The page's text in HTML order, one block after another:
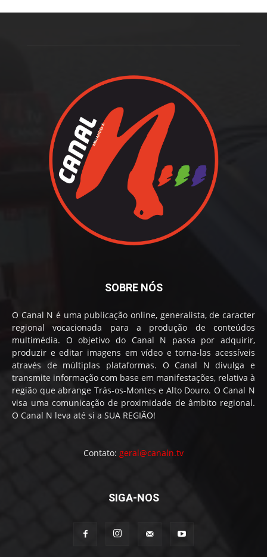
SOBRE NÓS
O Canal N é uma publicação online, generalista, de caracter
regional vocacionada para a produção de conteúdos
multimédia. O objetivo do Canal N passa por adquirir,
produzir e editar imagens em vídeo e torna-las acessíveis
através de múltiplas plataformas. O Canal N divulga e
transmite informação com base em manifestações, relativa à
região que abrange Trás-os-Montes e Alto Douro. O Canal N
visa uma comunicação de proximidade de âmbito regional.
O Canal N leva até si a SUA REGIÃO!
Contato: geral@canaln.tv
SIGA-NOS